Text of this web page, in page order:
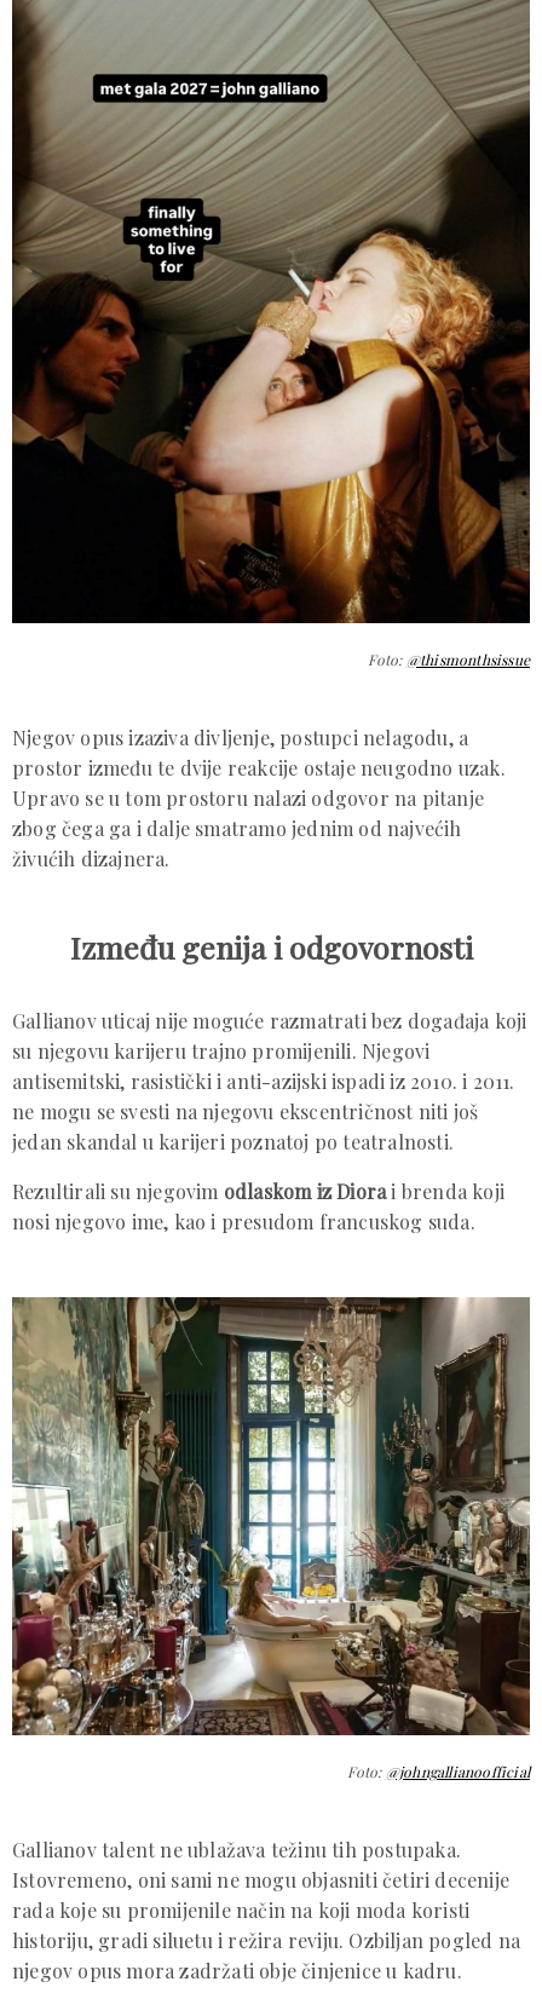
Foto:@thismonthsissue
Njegov opus izaziva divljenje, postupci nelagodu, a
prostor između te dvije reakcije ostaje neugodno uzak.
Upravo se u tom prostoru nalazi odgovor na pitanje
zbog čega ga i dalje smatramo jednim od najvećih
živućih dizajnera.
Između genija i odgovornosti
Gallianov uticaj nije moguće razmatrati bez događaja koji
su njegovu karijeru trajno promijenili. Njegovi
antisemitski, rasistički i anti-azijski ispadi iz 2010. i 2011.
ne mogu se svesti na njegovu ekscentričnost niti još
jedan skandal u karijeri poznatoj po teatralnosti.
Rezultirali su njegovim odlaskom iz Diorai brenda koji
nosi njegovo ime, kao i presudom francuskog suda.
Foto: @johngallianoofficial
Gallianov talent ne ublažava težinu tih postupaka.
Istovremeno, oni sami ne mogu objasniti četiri decenije
rada koje su promijenile način na koji moda koristi
historiju, gradi siluetu i režira reviju. Ozbiljan pogled na
njegov opus mora zadržati obje činjenice u kadru.